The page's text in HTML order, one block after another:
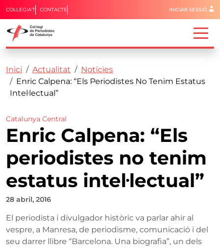
Vés al contingut
Capçalera
COL·LEGIA'T CONTACTE Menú del
INICIAR SESSIÓ
Fil d'ariadna
Inici Actualitat
Notícies
Enric Calpena: “Els Periodistes No Tenim Estatus
Intel·lectual”
Catalunya Central
Enric Calpena: “Els
periodistes no tenim
estatus intel·lectual”
28 abril, 2016
El periodista i divulgador històric va parlar ahir al
vespre, a Manresa, de periodisme, comunicació i del
seu darrer llibre “Barcelona. Una biografia”, un dels